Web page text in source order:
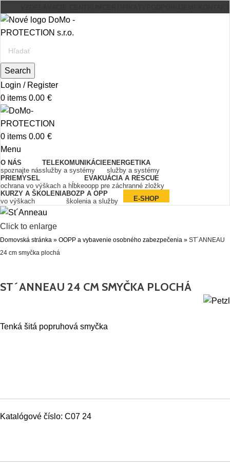
Search
Login / Register
0 items 0.00 €
0 items 0.00 €
Menu
O NÁS
spoznajte nás
TELEKOMUNIKÁCIE
služby a systémy
ENERGETIKA
služby a systémy
PRIEMYSEL
ochrana vo výškach a hĺbke
EVAKUÁCIA A RESCUE
oopp pre záchranné zložky
KURZY A ŠKOLENIA
vo výškach
BOZP A OPP
školenia a služby
E-SHOP
Click to enlarge
Domovská stránka » OOPP a vybavenie osobného zabezpečenia » ST´ANNEAU
24 cm smyčka plochá
ST´ANNEAU 24 CM SMYČKA PLOCHÁ
Tenká šitá popruhová smyčka
Katalógové číslo: C07 24